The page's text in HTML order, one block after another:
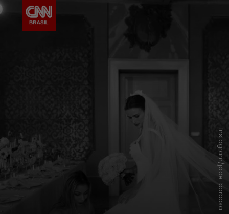
Instagram/jade_barbosa